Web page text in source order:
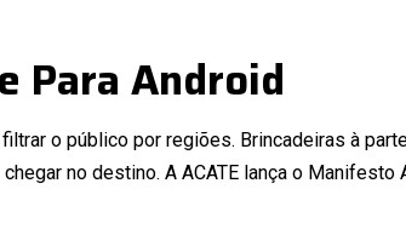
Para Android
o público por regiões. Brincadeiras à
no destino. A ACATE lança o